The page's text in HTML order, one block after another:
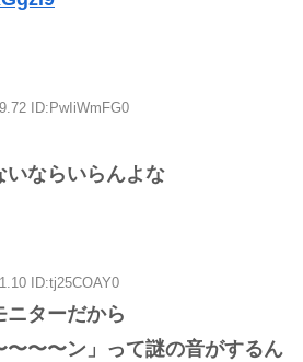
ID:PwIiWmFG0
いならいらんよな
ID:tj25COAY0
ニターだから
〜〜〜ン」って謎の音がするん